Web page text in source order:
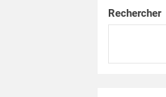
Rechercher